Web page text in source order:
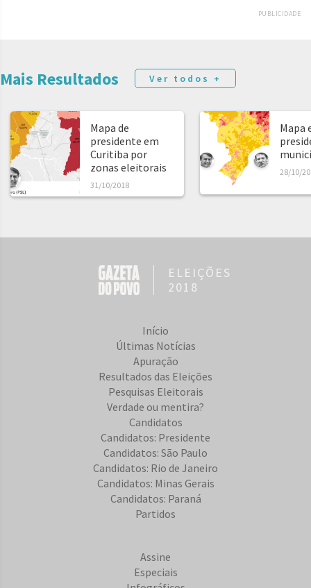
PUBLICIDADE
Mais Resultados Ver todos +
Mapa de
presidente em
Curitiba por
zonas eleitorais
31/10/2018
Mapa
28/10/
ELEIÇÕES
2018
Início
Últimas Notícias
Apuração
Resultados das Eleições
Pesquisas Eleitorais
Verdade ou mentira?
Candidatos
Candidatos: Presidente
Candidatos: São Paulo
Candidatos: Rio de Janeiro
Candidatos: Minas Gerais
Candidatos: Paraná
Partidos
Assine
Especiais